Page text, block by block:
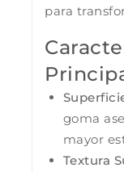
para
goma
mayor
Textura